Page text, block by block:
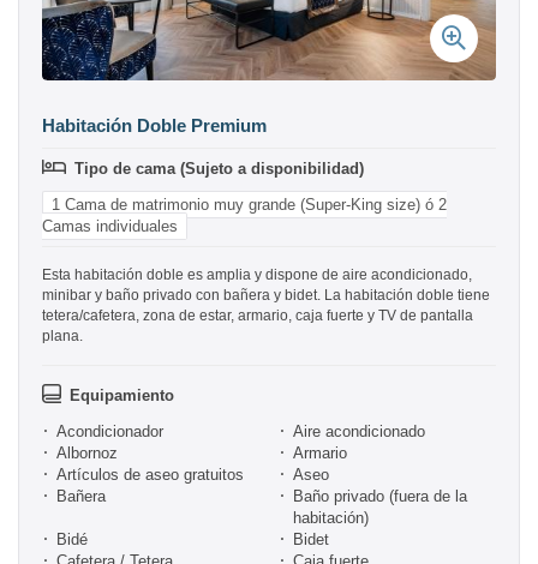
Habitación Doble Premium
Tipo de cama (Sujeto a disponibilidad)
1 Cama de matrimonio muy grande (Super-King size) ó 2
Camas individuales
Esta habitación doble es amplia y dispone de aire acondicionado,
minibar y baño privado con bañera y bidet. La habitación doble tiene
tetera/cafetera, zona de estar, armario, caja fuerte y TV de pantalla
plana.
Equipamiento
Acondicionador
Aire acondicionado
Albornoz
Armario
Artículos de aseo gratuitos
Aseo
Bañera
Baño privado (fuera de la
habitación)
Bidé
Bidet